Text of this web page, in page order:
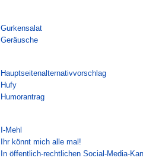
Gurkensalat
Geräusche
Hauptseitenalternativvorschlag
Hufy
Humorantrag
I-Mehl
Ihr könnt mich alle mal!
In öffentlich-rechtlichen Social-Media-